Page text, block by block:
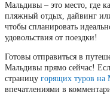
Мальдивы – это место, где
пляжный отдых, дайвинг
чтобы спланировать
удовольствия от поездки!
Готовы отправиться в
Мальдивы прямо сейчас!
страницу горящих туров на
впечатлениями в